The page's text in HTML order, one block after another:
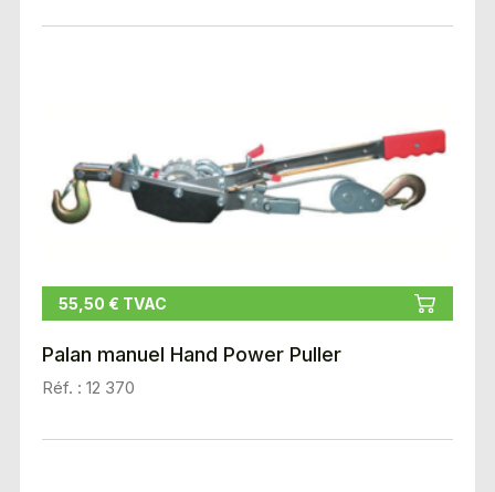
55,50 € TVAC
Palan manuel Hand Power Puller
Réf. : 12 370